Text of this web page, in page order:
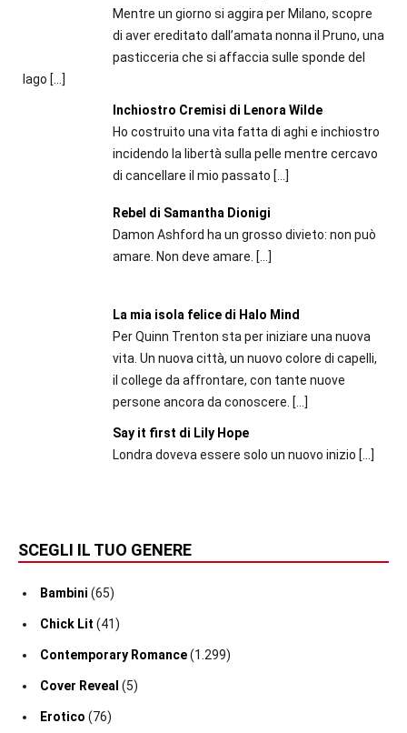
Mentre un giorno si aggira per Milano, scopre
di aver ereditato dall’amata nonna il Pruno, una
pasticceria che si affaccia sulle sponde del
lago […]
Inchiostro Cremisi di Lenora Wilde
Ho costruito una vita fatta di aghi e inchiostro
incidendo la libertà sulla pelle mentre cercavo
di cancellare il mio passato […]
Rebel di Samantha Dionigi
Damon Ashford ha un grosso divieto: non può
amare. Non deve amare. […]
La mia isola felice di Halo Mind
Per Quinn Trenton sta per iniziare una nuova
vita. Un nuova città, un nuovo colore di capelli,
il college da affrontare, con tante nuove
persone ancora da conoscere. […]
Say it first di Lily Hope
Londra doveva essere solo un nuovo inizio […]
SCEGLI IL TUO GENERE
Bambini (65)
Chick Lit (41)
Contemporary Romance(1.299)
Cover Reveal (5)
Erotico (76)